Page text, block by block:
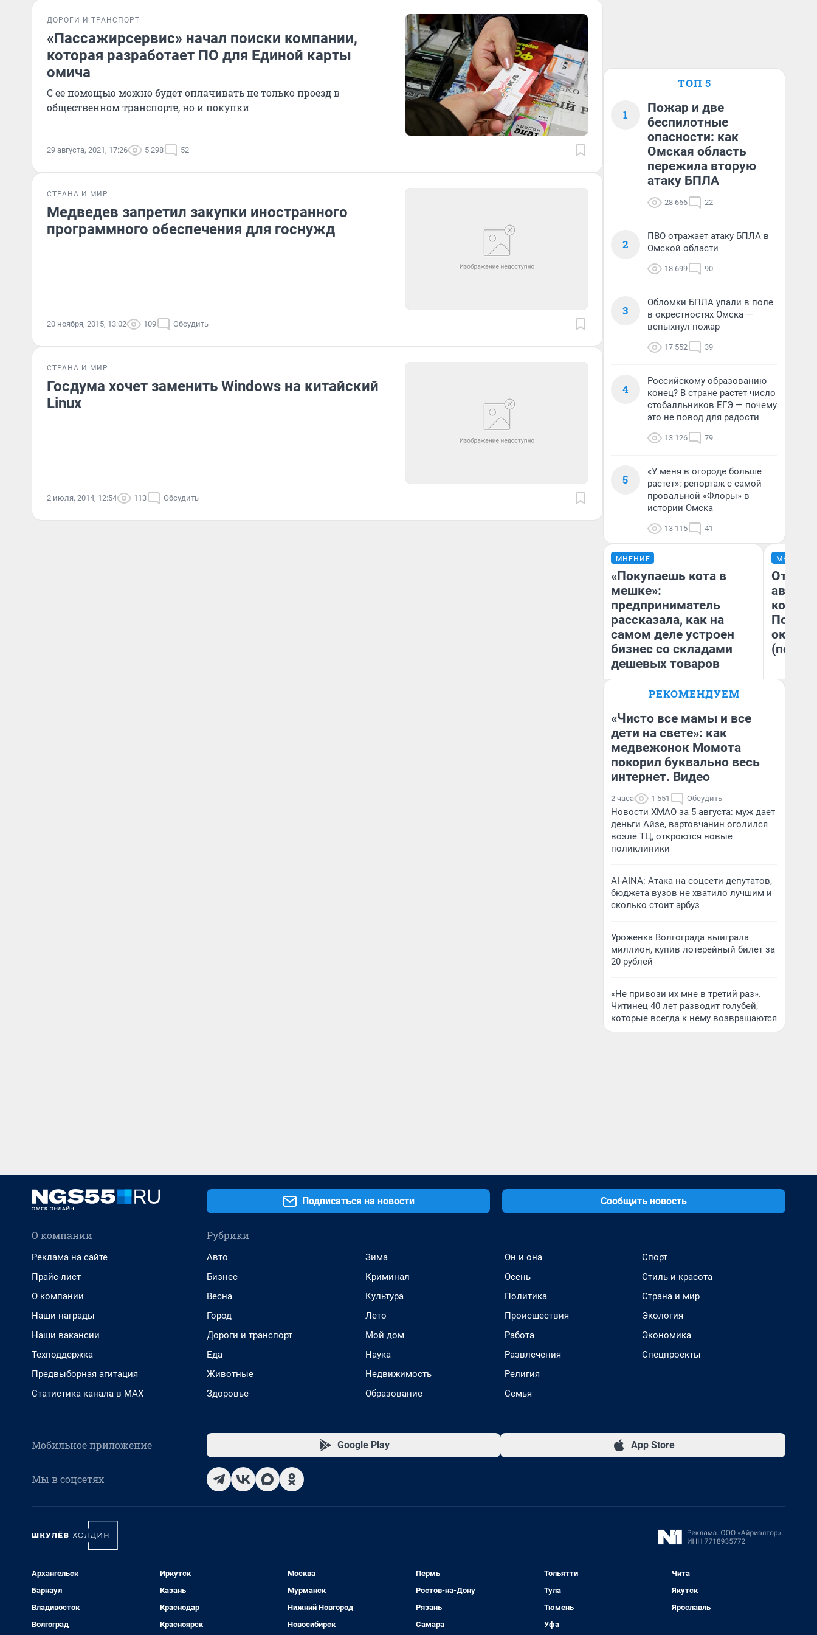
ДОРОГИ И ТРАНСПОРТ
«Пассажирсервис» начал поиски компании,
которая разработает ПО для Единой карты
омича
С ее помощью можно будет оплачивать не только проезд в
общественном транспорте, но и покупки
29 августа, 2021, 17:26 5 298 52
СТРАНА И МИР
Медведев запретил закупки иностранного
программного обеспечения для госнужд
20 ноября, 2015, 13:02 109 Обсудить
СТРАНА И МИР
Госдума хочет заменить Windows на китайский
Linux
2 июля, 2014, 12:54 113 Обсудить
ТОП 5
1
Пожар и две
беспилотные
опасности: как
Омская область
пережила вторую
атаку БПЛА
28 666 22
2
ПВО отражает атаку БПЛА в
Омской области
18 699 90
3
Обломки БПЛА упали в поле
в окрестностях Омска —
вспыхнул пожар
17 552 39
4
Российскому образованию
конец? В стране растет число
стобалльников ЕГЭ — почему
это не повод для радости
13 126 79
5
«У меня в огороде больше
растет»: репортаж с самой
провальной «Флоры» в
истории Омска
13 115 41
МНЕНИЕ
«Покупаешь кота в
мешке»:
предприниматель
рассказала, как на
самом деле устроен
бизнес со складами
дешевых товаров
Наталья Шорохова
деньги соцразвития
МНЕНИЕ
От
(почти
РЕКОМЕНДУЕМ
«Чисто все мамы и все
дети на свете»: как
медвежонок Момота
покорил буквально весь
интернет. Видео
2 часа 1 551 Обсудить
Новости ХМАО за 5 августа: муж дает
деньги Айзе, вартовчанин оголился
возле ТЦ, откроются новые
поликлиники
AI-AINA: Атака на соцсети депутатов,
бюджета вузов не хватило лучшим и
сколько стоит арбуз
Уроженка Волгограда выиграла
миллион, купив лотерейный билет за
20 рублей
«Не привози их мне в третий раз».
Читинец 40 лет разводит голубей,
которые всегда к нему возвращаются
Подписаться на новости Сообщить новость
О компании
Реклама на сайте
Прайс-лист
О компании
Наши награды
Наши вакансии
Техподдержка
Предвыборная агитация
Статистика канала в MAX
Рубрики
Авто
Бизнес
Весна
Город
Дороги и транспорт
Еда
Животные
Здоровье
Зима
Криминал
Культура
Лето
Мой дом
Наука
Недвижимость
Образование
Он и она
Осень
Политика
Происшествия
Работа
Развлечения
Религия
Семья
Спорт
Стиль и красота
Страна и мир
Экология
Экономика
Спецпроекты
Мобильное приложение Google Play App Store
Мы в соцсетях
Архангельск
Барнаул
Владивосток
Волгоград
Иркутск
Казань
Краснодар
Красноярск
Москва
Мурманск
Нижний Новгород
Новосибирск
Пермь
Ростов-на-Дону
Рязань
Самара
Тольятти
Тула
Тюмень
Уфа
Чита
Якутск
Ярославль